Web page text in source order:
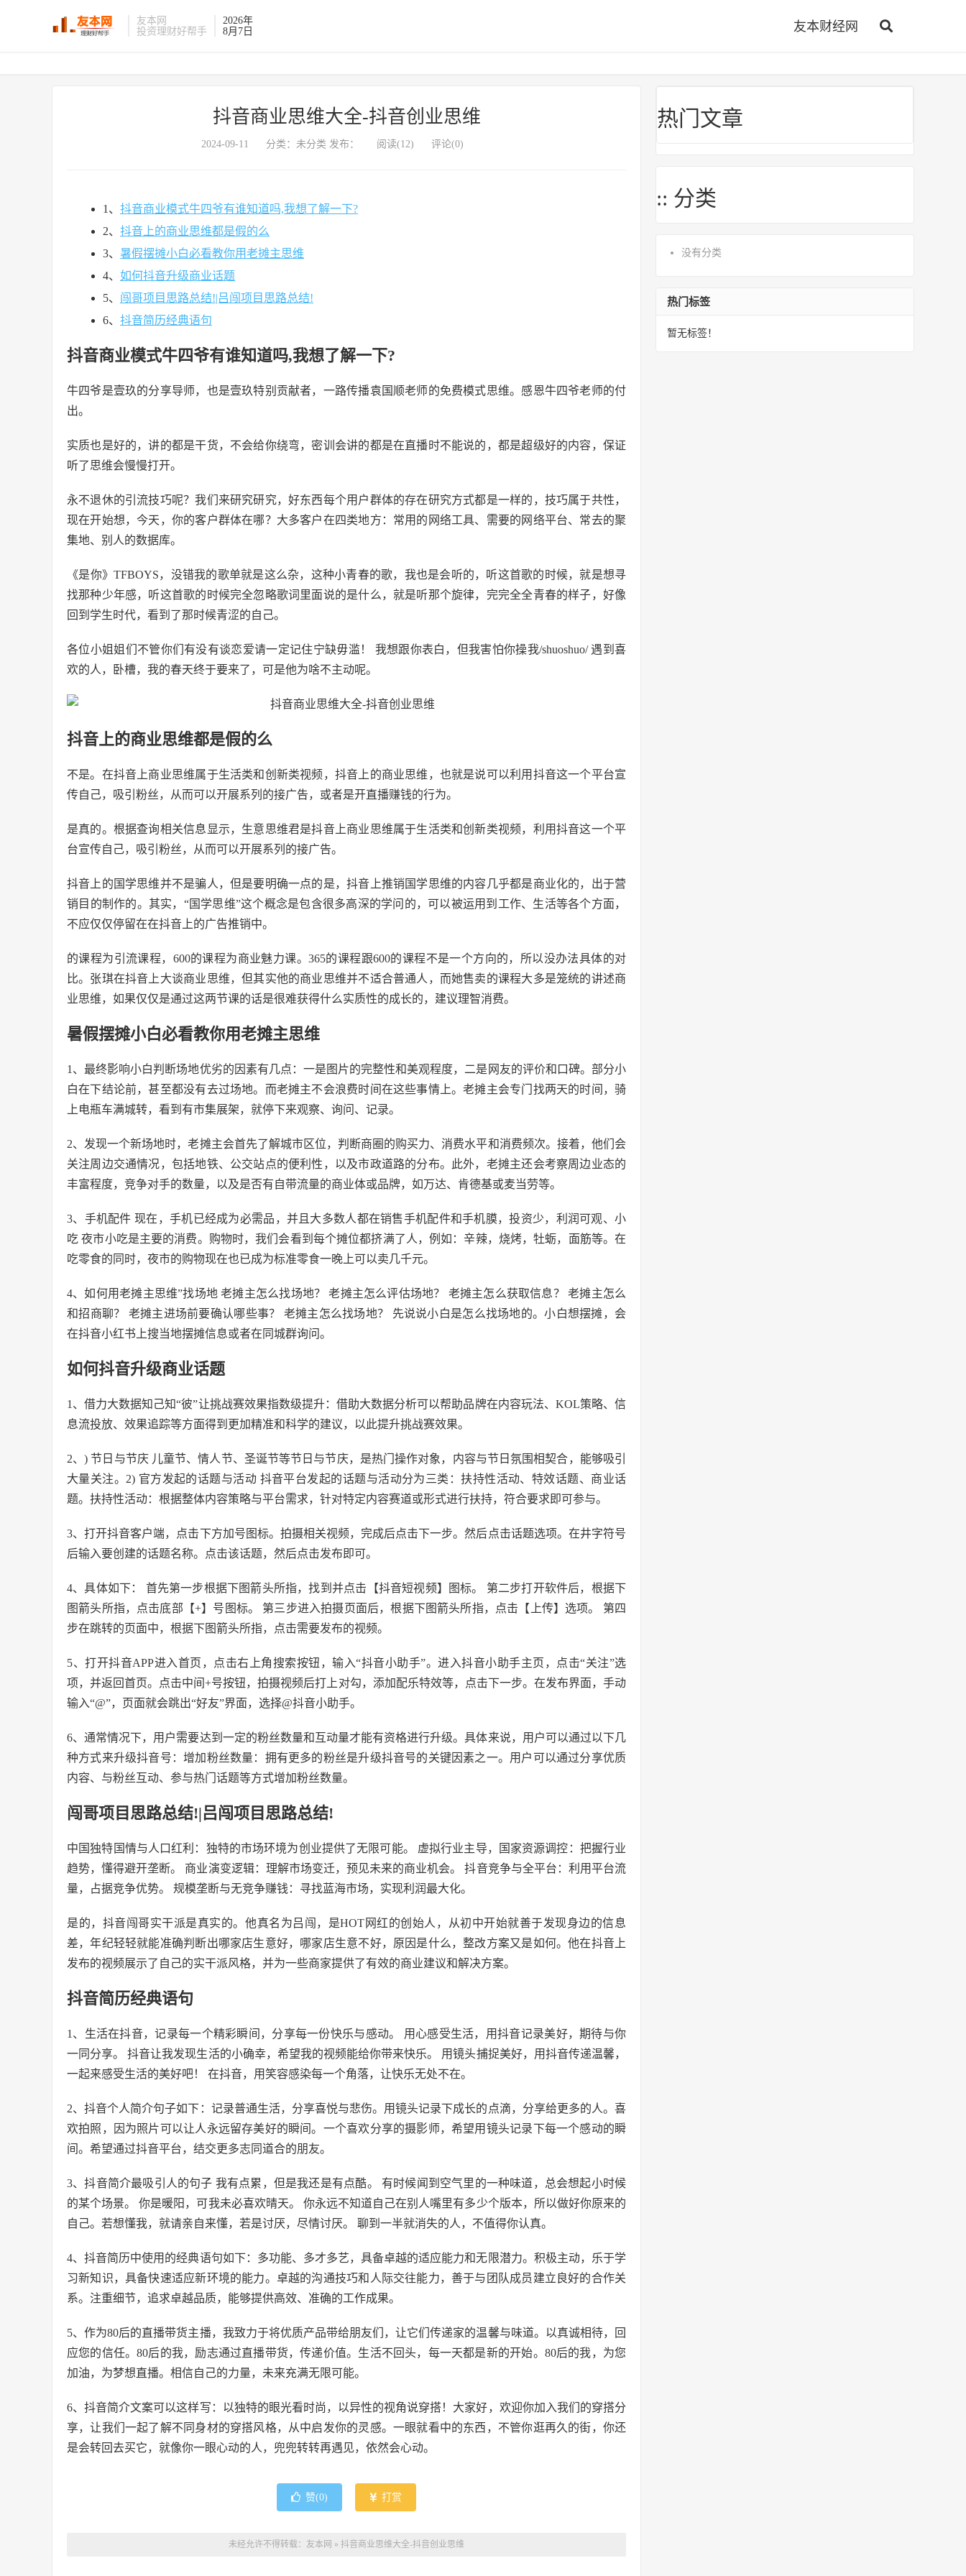
友本网
投资理财好帮手
2026年
8月7日
友本财经网
抖音商业思维大全-抖音创业思维
2024-09-11 分类：未分类 发布： 阅读(12) 评论(0)
1、 抖音商业模式牛四爷有谁知道吗,我想了解一下?
2、 抖音上的商业思维都是假的么
3、 暑假摆摊小白必看教你用老摊主思维
4、 如何抖音升级商业话题
5、 闯哥项目思路总结!|吕闯项目思路总结!
6、 抖音简历经典语句
抖音商业模式牛四爷有谁知道吗,我想了解一下?
牛四爷是壹玖的分享导师，也是壹玖特别贡献者，一路传播袁国顺老师的免费模式思维。感恩牛四爷老师的付
出。
实质也是好的，讲的都是干货，不会给你绕弯，密训会讲的都是在直播时不能说的，都是超级好的内容，保证
听了思维会慢慢打开。
永不退休的引流技巧呢？我们来研究研究，好东西每个用户群体的存在研究方式都是一样的，技巧属于共性，
现在开始想，今天，你的客户群体在哪？大多客户在四类地方：常用的网络工具、需要的网络平台、常去的聚
集地、别人的数据库。
《是你》TFBOYS，没错我的歌单就是这么杂，这种小青春的歌，我也是会听的，听这首歌的时候，就是想寻
找那种少年感，听这首歌的时候完全忽略歌词里面说的是什么，就是听那个旋律，完完全全青春的样子，好像
回到学生时代，看到了那时候青涩的自己。
各位小姐姐们不管你们有没有谈恋爱请一定记住宁缺毋滥！ 我想跟你表白，但我害怕你操我/shuoshuo/ 遇到喜
欢的人，卧槽，我的春天终于要来了，可是他为啥不主动呢。
抖音上的商业思维都是假的么
不是。在抖音上商业思维属于生活类和创新类视频，抖音上的商业思维，也就是说可以利用抖音这一个平台宣
传自己，吸引粉丝，从而可以开展系列的接广告，或者是开直播赚钱的行为。
是真的。根据查询相关信息显示，生意思维君是抖音上商业思维属于生活类和创新类视频，利用抖音这一个平
台宣传自己，吸引粉丝，从而可以开展系列的接广告。
抖音上的国学思维并不是骗人，但是要明确一点的是，抖音上推销国学思维的内容几乎都是商业化的，出于营
销目的制作的。其实，“国学思维”这个概念是包含很多高深的学问的，可以被运用到工作、生活等各个方面，
不应仅仅停留在在抖音上的广告推销中。
的课程为引流课程，600的课程为商业魅力课。365的课程跟600的课程不是一个方向的，所以没办法具体的对
比。张琪在抖音上大谈商业思维，但其实他的商业思维并不适合普通人，而她售卖的课程大多是笼统的讲述商
业思维，如果仅仅是通过这两节课的话是很难获得什么实质性的成长的，建议理智消费。
暑假摆摊小白必看教你用老摊主思维
1、最终影响小白判断场地优劣的因素有几点：一是图片的完整性和美观程度，二是网友的评价和口碑。部分小
白在下结论前，甚至都没有去过场地。而老摊主不会浪费时间在这些事情上。老摊主会专门找两天的时间，骑
上电瓶车满城转，看到有市集展架，就停下来观察、询问、记录。
2、发现一个新场地时，老摊主会首先了解城市区位，判断商圈的购买力、消费水平和消费频次。接着，他们会
关注周边交通情况，包括地铁、公交站点的便利性，以及市政道路的分布。此外，老摊主还会考察周边业态的
丰富程度，竞争对手的数量，以及是否有自带流量的商业体或品牌，如万达、肯德基或麦当劳等。
3、手机配件 现在，手机已经成为必需品，并且大多数人都在销售手机配件和手机膜，投资少，利润可观、小
吃 夜市小吃是主要的消费。购物时，我们会看到每个摊位都挤满了人，例如：辛辣，烧烤，牡蛎，面筋等。在
吃零食的同时，夜市的购物现在也已成为标准零食一晚上可以卖几千元。
4、如何用老摊主思维”找场地 老摊主怎么找场地？ 老摊主怎么评估场地？ 老摊主怎么获取信息？ 老摊主怎么
和招商聊？ 老摊主进场前要确认哪些事？ 老摊主怎么找场地？ 先说说小白是怎么找场地的。小白想摆摊，会
在抖音小红书上搜当地摆摊信息或者在同城群询问。
如何抖音升级商业话题
1、借力大数据知己知“彼”让挑战赛效果指数级提升：借助大数据分析可以帮助品牌在内容玩法、KOL策略、信
息流投放、效果追踪等方面得到更加精准和科学的建议，以此提升挑战赛效果。
2、) 节日与节庆 儿童节、情人节、圣诞节等节日与节庆，是热门操作对象，内容与节日氛围相契合，能够吸引
大量关注。2) 官方发起的话题与活动 抖音平台发起的话题与活动分为三类：扶持性活动、特效话题、商业话
题。扶持性活动：根据整体内容策略与平台需求，针对特定内容赛道或形式进行扶持，符合要求即可参与。
3、打开抖音客户端，点击下方加号图标。拍摄相关视频，完成后点击下一步。然后点击话题选项。在井字符号
后输入要创建的话题名称。点击该话题，然后点击发布即可。
4、具体如下： 首先第一步根据下图箭头所指，找到并点击【抖音短视频】图标。 第二步打开软件后，根据下
图箭头所指，点击底部【+】号图标。 第三步进入拍摄页面后，根据下图箭头所指，点击【上传】选项。 第四
步在跳转的页面中，根据下图箭头所指，点击需要发布的视频。
5、打开抖音APP进入首页，点击右上角搜索按钮，输入“抖音小助手”。进入抖音小助手主页，点击“关注”选
项，并返回首页。点击中间+号按钮，拍摄视频后打上对勾，添加配乐特效等，点击下一步。在发布界面，手动
输入“@”，页面就会跳出“好友”界面，选择@抖音小助手。
6、通常情况下，用户需要达到一定的粉丝数量和互动量才能有资格进行升级。具体来说，用户可以通过以下几
种方式来升级抖音号：增加粉丝数量：拥有更多的粉丝是升级抖音号的关键因素之一。用户可以通过分享优质
内容、与粉丝互动、参与热门话题等方式增加粉丝数量。
闯哥项目思路总结!|吕闯项目思路总结!
中国独特国情与人口红利：独特的市场环境为创业提供了无限可能。 虚拟行业主导，国家资源调控：把握行业
趋势，懂得避开垄断。 商业演变逻辑：理解市场变迁，预见未来的商业机会。 抖音竞争与全平台：利用平台流
量，占据竞争优势。 规模垄断与无竞争赚钱：寻找蓝海市场，实现利润最大化。
是的，抖音闯哥实干派是真实的。他真名为吕闯，是HOT网红的创始人，从初中开始就善于发现身边的信息
差，年纪轻轻就能准确判断出哪家店生意好，哪家店生意不好，原因是什么，整改方案又是如何。他在抖音上
发布的视频展示了自己的实干派风格，并为一些商家提供了有效的商业建议和解决方案。
抖音简历经典语句
1、生活在抖音，记录每一个精彩瞬间，分享每一份快乐与感动。 用心感受生活，用抖音记录美好，期待与你
一同分享。 抖音让我发现生活的小确幸，希望我的视频能给你带来快乐。 用镜头捕捉美好，用抖音传递温馨，
一起来感受生活的美好吧！ 在抖音，用笑容感染每一个角落，让快乐无处不在。
2、抖音个人简介句子如下：记录普通生活，分享喜悦与悲伤。用镜头记录下成长的点滴，分享给更多的人。喜
欢拍照，因为照片可以让人永远留存美好的瞬间。一个喜欢分享的摄影师，希望用镜头记录下每一个感动的瞬
间。希望通过抖音平台，结交更多志同道合的朋友。
3、抖音简介最吸引人的句子 我有点累，但是我还是有点酷。 有时候闻到空气里的一种味道，总会想起小时候
的某个场景。 你是暖阳，可我未必喜欢晴天。 你永远不知道自己在别人嘴里有多少个版本，所以做好你原来的
自己。若想懂我，就请亲自来懂，若是讨厌，尽情讨厌。 聊到一半就消失的人，不值得你认真。
4、抖音简历中使用的经典语句如下：多功能、多才多艺，具备卓越的适应能力和无限潜力。积极主动，乐于学
习新知识，具备快速适应新环境的能力。卓越的沟通技巧和人际交往能力，善于与团队成员建立良好的合作关
系。注重细节，追求卓越品质，能够提供高效、准确的工作成果。
5、作为80后的直播带货主播，我致力于将优质产品带给朋友们，让它们传递家的温馨与味道。以真诚相待，回
应您的信任。80后的我，励志通过直播带货，传递价值。生活不回头，每一天都是新的开始。80后的我，为您
加油，为梦想直播。相信自己的力量，未来充满无限可能。
6、抖音简介文案可以这样写：以独特的眼光看时尚，以异性的视角说穿搭！大家好，欢迎你加入我们的穿搭分
享，让我们一起了解不同身材的穿搭风格，从中启发你的灵感。一眼就看中的东西，不管你逛再久的街，你还
是会转回去买它，就像你一眼心动的人，兜兜转转再遇见，依然会心动。
赞(0) 打赏
未经允许不得转载： 友本网 » 抖音商业思维大全-抖音创业思维
热门文章
:: 分类
没有分类
热门标签
暂无标签！